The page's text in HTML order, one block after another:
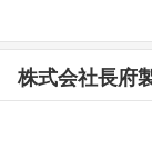
株式会社長府